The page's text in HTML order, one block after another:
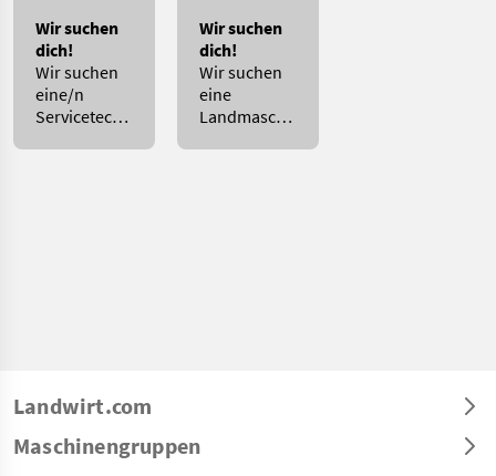
Wir suchen
dich!
Wir suchen
eine/n
Servicetechniker/in
Wir suchen
dich!
Wir suchen
eine
Landmaschinentechnik
Landwirt.com
Maschinengruppen